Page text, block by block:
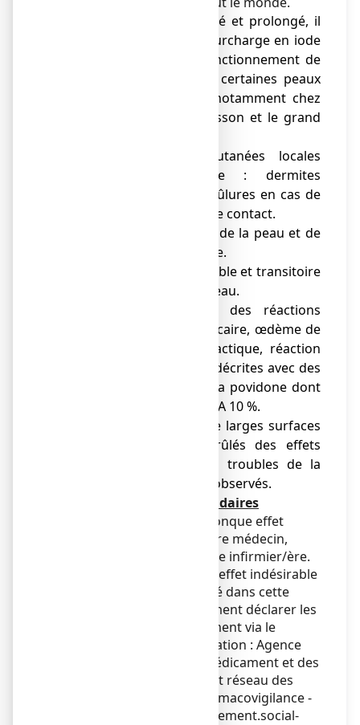
● En cas d'usage répété et prolongé, il
peut se produire une surcharge en iode
pouvant modifier le fonctionnement de
la glande thyroïde sur certaines peaux
fragiles ou fragilisées notamment chez
le prématuré, le nourrisson et le grand
● Des réactions cutanées locales
peuvent se produire : dermites
caustiques à type de brûlures en cas de
macération et eczéma de contact.
● Possibilité d'irritation de la peau et de
réaction allergique locale.
● Une coloration réversible et transitoire
peut apparaître sur la peau.
● Exceptionnellement des réactions
d'allergie générale : urticaire, œdème de
Quincke, choc anaphylactique, réaction
anaphylactoïde ont été décrites avec des
produits contenant de la povidone dont
la POVIDONE IODEE TEVA 10 %.
● En cas d'usage sur de larges surfaces
et chez les grands brûlés des effets
généraux tels que des troubles de la
fonction rénale ont été observés.
Déclaration des effets secondaires
Si vous ressentez un quelconque effet
indésirable, parlez-en à votre médecin,
votre pharmacien ou à votre infirmier/ère.
Ceci s’applique aussi à tout effet indésirable
qui ne serait pas mentionné dans cette
notice. Vous pouvez également déclarer les
effets indésirables directement via le
système national de déclaration : Agence
nationale de sécurité du médicament et des
produits de santé (ANSM) et réseau des
Centres Régionaux de Pharmacovigilance -
https://signalement.social-